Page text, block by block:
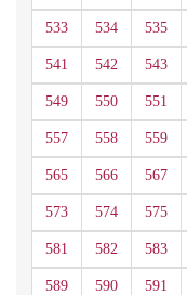
533 534 535
541 542 543
549 550 551
557 558 559
565 566 567
573 574 575
581 582 583
589 590 591